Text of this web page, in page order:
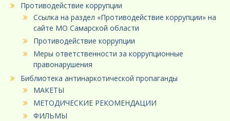
Противодействие коррупции
Ссылка на раздел «Противодействие коррупции» на
сайте МО Самарской области
Противодействие коррупции
Меры ответственности за коррупционные
правонарушения
Библиотека антинаркотической пропаганды
МАКЕТЫ
МЕТОДИЧЕСКИЕ РЕКОМЕНДАЦИИ
ФИЛЬМЫ